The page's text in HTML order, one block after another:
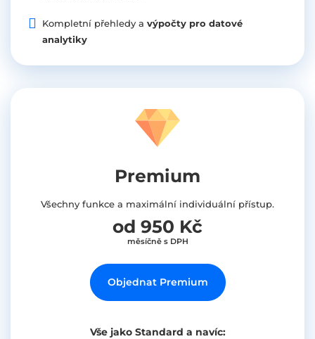
Kompletní přehledy a výpočty pro datové
analytiky
Premium
Všechny funkce a maximální individuální přístup.
od 950 Kč
měsíčně s DPH
Objednat Premium
Vše jako Standard a navíc: